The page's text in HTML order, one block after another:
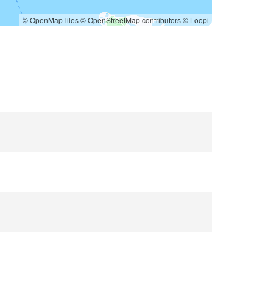
© OpenMapTiles© OpenStreetMap contributors© Loopi